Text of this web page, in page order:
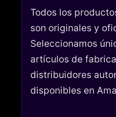
Todos los
son originales y
Seleccionamos
artículos de
distribuidores
disponibles en